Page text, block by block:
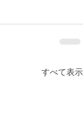
すべて表示